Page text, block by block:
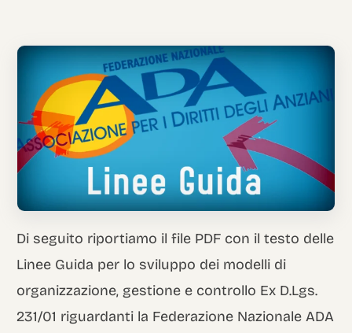
Di seguito riportiamo il file PDF con il testo delle
Linee Guida per lo sviluppo dei modelli di
organizzazione, gestione e controllo Ex D.Lgs.
231/01 riguardanti la Federazione Nazionale ADA